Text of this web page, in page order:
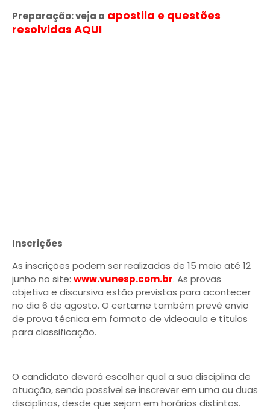
Preparação: veja a apostila e questões
resolvidas AQUI
Inscrições
As inscrições podem ser realizadas de 15 maio até 12
junho no site: www.vunesp.com.br. As provas
objetiva e discursiva estão previstas para acontecer
no dia 6 de agosto. O certame também prevê envio
de prova técnica em formato de videoaula e títulos
para classificação.
O candidato deverá escolher qual a sua disciplina de
atuação, sendo possível se inscrever em uma ou duas
disciplinas, desde que sejam em horários distintos.